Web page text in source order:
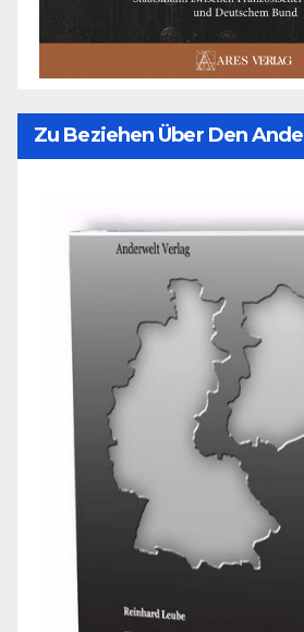
Zu Beziehen Über Den